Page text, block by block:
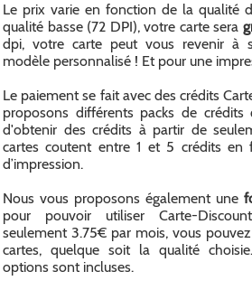
Le prix varie en fonction de la qualité
qualité basse (72 DPI), votre carte sera
dpi, votre carte peut vous revenir à
modèle personnalisé ! Et pour une
Le paiement se fait avec des crédits
proposons différents packs de
d'obtenir des crédits à partir de
cartes coutent entre 1 et 5 crédits en
d’impression.
Nous vous proposons également une
pour pouvoir utiliser Carte-
seulement 3.75€ par mois, vous
cartes, quelque soit la qualité
options sont incluses.